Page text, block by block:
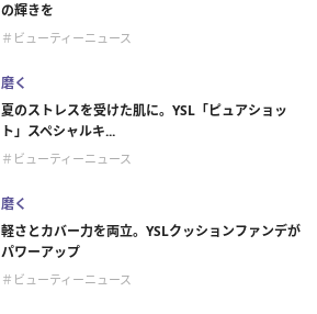
の輝きを
＃ビューティーニュース
磨く
夏のストレスを受けた肌に。YSL「ピュアショッ
ト」スペシャルキ...
＃ビューティーニュース
磨く
軽さとカバー力を両立。YSLクッションファンデが
パワーアップ
＃ビューティーニュース